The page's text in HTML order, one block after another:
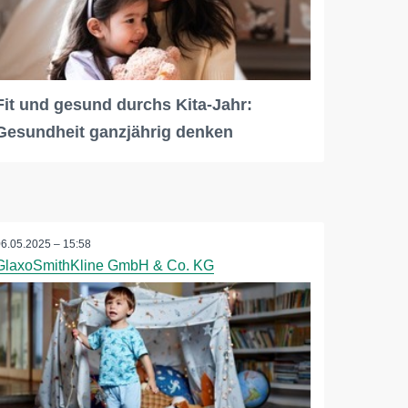
und gesund durchs Kita-Jahr:
ganzjährig denken
– 15:58
GmbH & Co. KG